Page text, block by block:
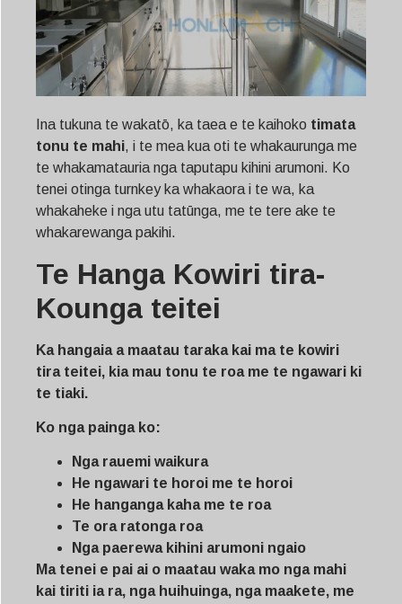
Ina tukuna te wakatō, ka taea e te kaihoko timata
tonu te mahi, i te mea kua oti te whakaurunga me
te whakamatauria nga taputapu kihini arumoni. Ko
tenei otinga turnkey ka whakaora i te wa, ka
whakaheke i nga utu tatūnga, me te tere ake te
whakarewanga pakihi.
Te Hanga Kowiri tira-
Kounga teitei
Ka hangaia a maatau taraka kai ma te kowiri
tira teitei, kia mau tonu te roa me te ngawari ki
te tiaki.
Ko nga painga ko:
Nga rauemi waikura
He ngawari te horoi me te horoi
He hanganga kaha me te roa
Te ora ratonga roa
Nga paerewa kihini arumoni ngaio
Ma tenei e pai ai o maatau waka mo nga mahi
kai tiriti ia ra, nga huihuinga, nga maakete, me